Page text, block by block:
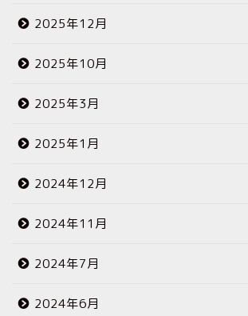
2025年12月
2025年10月
2025年3月
2025年1月
2024年12月
2024年11月
2024年7月
2024年6月